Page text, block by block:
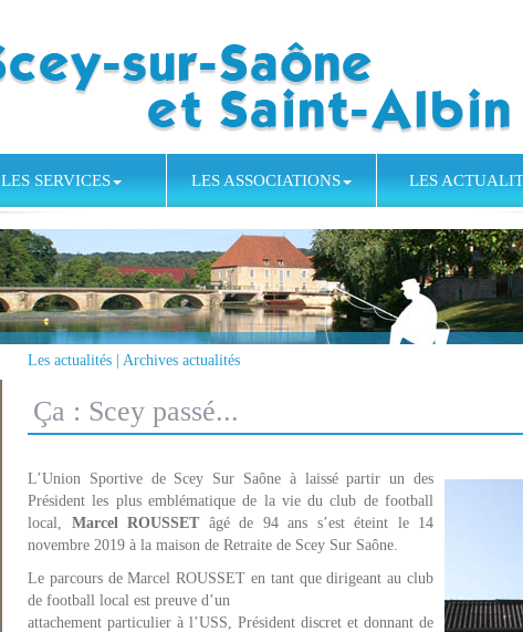
LES SERVICES LES ASSOCIATIONS LES
Les actualités Archives actualités
Ça : Scey passé...
L’Union Sportive de Scey Sur Saône à laissé partir un des
Président les plus emblématique de la vie du club de football
local, Marcel ROUSSET âgé de 94 ans s’est éteint le 14
novembre 2019 à la maison de Retraite de Scey Sur Saône.
Le parcours de Marcel ROUSSET en tant que dirigeant au club
de football local est preuve d’un
attachement particulier à l’USS, Président discret et donnant de